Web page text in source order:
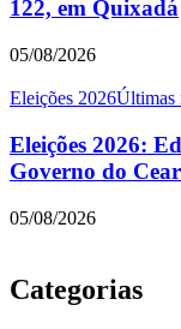
122, em Quixadá
05/08/2026
Eleições 2026Últimas
Eleições 2026:
Governo do
05/08/2026
Categorias